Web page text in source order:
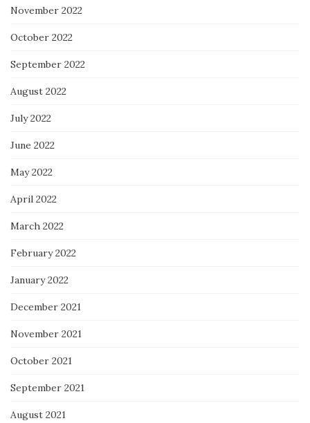
November 2022
October 2022
September 2022
August 2022
July 2022
June 2022
May 2022
April 2022
March 2022
February 2022
January 2022
December 2021
November 2021
October 2021
September 2021
August 2021